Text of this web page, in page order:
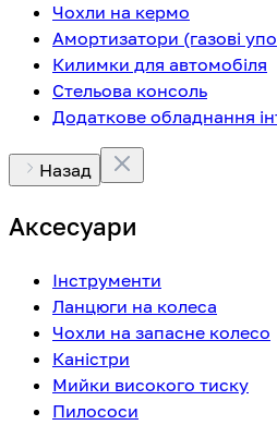
Чохли на кермо
Амортизатори (газові
Килимки для автомобіля
Стельова консоль
Додаткове обладнання
Назад
Аксесуари
Інструменти
Ланцюги на колеса
Чохли на запасне колесо
Каністри
Мийки високого тиску
Пилососи